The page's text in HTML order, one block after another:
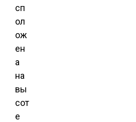
сп
ол
ож
ен
а
на
вы
сот
е